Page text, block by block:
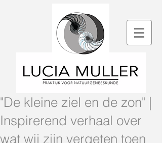
"De kleine ziel en de zon" |
Inspirerend verhaal over
wat wij zijn vergeten toen